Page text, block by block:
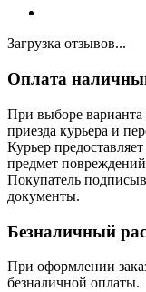
Загрузка отзывов...
Оплата
При выборе
приезда курьера и
Курьер
предмет
Покупатель
документы.
Безналичный
При оформлении
безналичной оплаты.